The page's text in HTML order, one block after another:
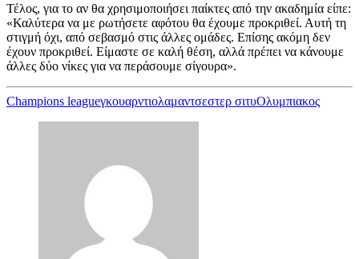
Τέλος, για το αν θα χρησιμοποιήσει παίκτες από την ακαδημία είπε:
«Καλύτερα να με ρωτήσετε αφότου θα έχουμε προκριθεί. Αυτή τη
στιγμή όχι, από σεβασμό στις άλλες ομάδες. Επίσης ακόμη δεν
έχουν προκριθεί. Είμαστε σε καλή θέση, αλλά πρέπει να κάνουμε
άλλες δύο νίκες για να περάσουμε σίγουρα».
Champions leagueγκουαρντιολαμαντσεστερ σιτυΟλυμπιακος